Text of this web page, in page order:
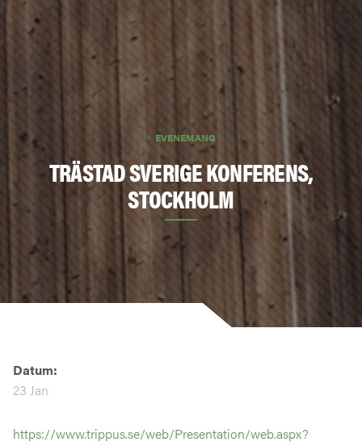
EVENEMANG
TRÄSTAD SVERIGE KONFERENS,
STOCKHOLM
Datum:
23 Jan
https://www.trippus.se/web/Presentation/web.aspx?